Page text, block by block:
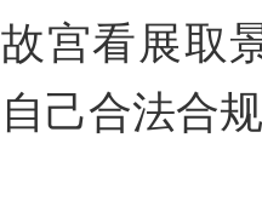
故宫看展取
自己合法合规